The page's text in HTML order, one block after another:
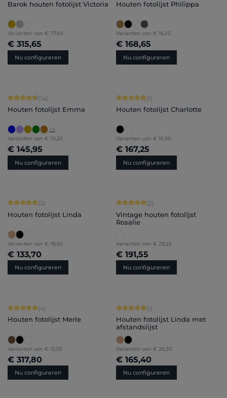
Barok houten fotolijst Victoria
Varianten van € 77,50
€ 315,65
Nu configureren
Houten fotolijst Philippa
Varianten van € 16,25
€ 168,65
Nu configureren
Gemiddelde waardering van 4.86 van 5 sterren
(14)
Houten fotolijst Emma
+9
Varianten van € 10,25
€ 145,95
Nu configureren
Gemiddelde waardering van 5 van 5
(1)
Houten fotolijst Charlotte
Varianten van € 15,30
€ 167,25
Nu configureren
Gemiddelde waardering van 5 van 5 sterren
(2)
Houten fotolijst Linda
Varianten van € 18,30
€ 133,70
Nu configureren
Gemiddelde waardering van 5 van 5
(2)
Vintage houten fotolijst
Rosalie
Varianten van € 28,25
€ 191,55
Nu configureren
Gemiddelde waardering van 5 van 5 sterren
(4)
Houten fotolijst Merle
Varianten van € 15,55
€ 317,80
Nu configureren
Gemiddelde waardering van 5 van 5
(1)
Houten fotolijst Linda met
afstandslijst
Varianten van € 26,30
€ 165,40
Nu configureren